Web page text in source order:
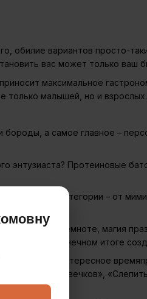
обилие вариантов просто-
вас может только ваш
максимальное
только малышей, но и взрослых.
а самое главное –
энтузиаста? Протеиновые
из данной категории – от
светиться в темноте, магия
чтобы в конечном итоге
бумаги интересное
человечков»,